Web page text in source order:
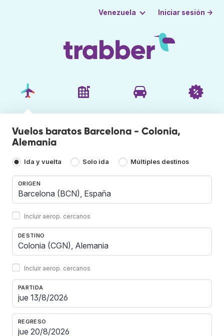
Venezuela Iniciar sesión →
Vuelos baratos Barcelona - Colonia,
Alemania
Ida y vuelta Solo ida Múltiples destinos
ORIGEN
Incluir aerop. cercanos
DESTINO
Incluir aerop. cercanos
PARTIDA
REGRESO